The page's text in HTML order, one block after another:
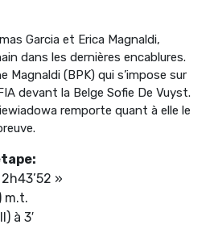
Garcia et Erica Magnaldi,
dans les dernières encablures.
Magnaldi (BPK) qui s’impose sur
devant la Belge Sofie De Vuyst.
remporte quant à elle le
»
m.t.
à 3′